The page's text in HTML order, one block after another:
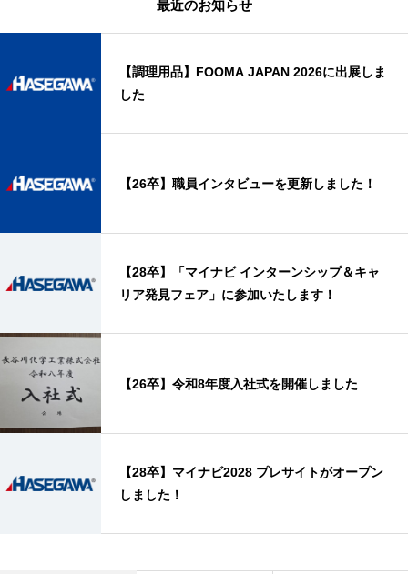
最近のお知らせ
【調理用品】FOOMA JAPAN 2026に出展しま
した
【26卒】職員インタビューを更新しました！
【28卒】「マイナビ インターンシップ＆キャ
リア発見フェア」に参加いたします！
【26卒】令和8年度入社式を開催しました
【28卒】マイナビ2028 プレサイトがオープン
しました！